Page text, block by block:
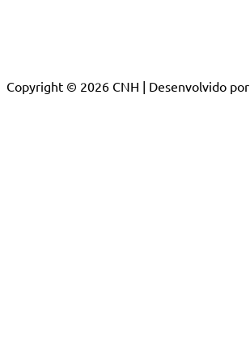
Copyright © 2026 CNH | Desenvolvido por